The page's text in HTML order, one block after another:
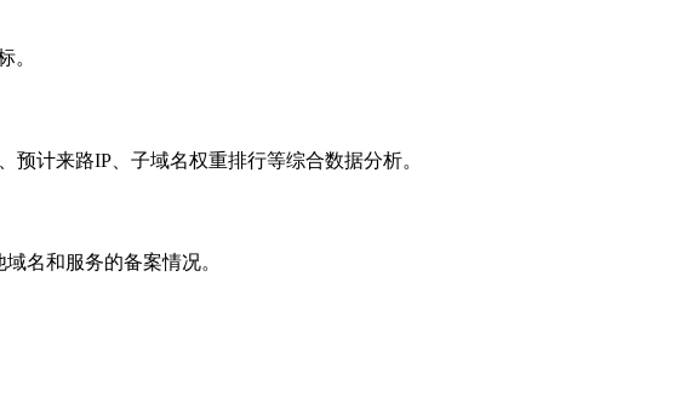
。
计来路IP、子域名权重排行等综合数据分析。
名和服务的备案情况。